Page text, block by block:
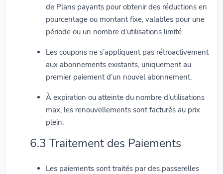
de Plans payants pour obtenir des réductions en
pourcentage ou montant fixe, valables pour une
période ou un nombre d’utilisations limité.
Les coupons ne s’appliquent pas rétroactivement
aux abonnements existants, uniquement au
premier paiement d’un nouvel abonnement.
À expiration ou atteinte du nombre d’utilisations
max, les renouvellements sont facturés au prix
plein.
6.3 Traitement des Paiements
Les paiements sont traités par des passerelles